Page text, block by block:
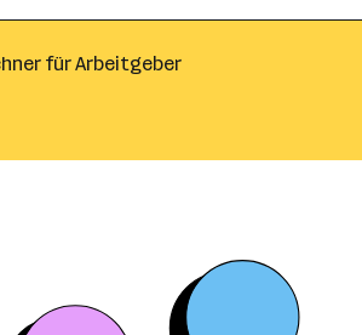
für Arbeitgeber